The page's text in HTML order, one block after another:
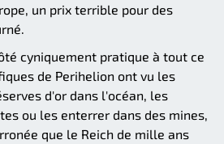
un prix terrible pour des
cyniquement pratique à tout ce
de Perihelion ont vu les
d'or dans l'océan, les
ou les enterrer dans des mines,
que le Reich de mille ans